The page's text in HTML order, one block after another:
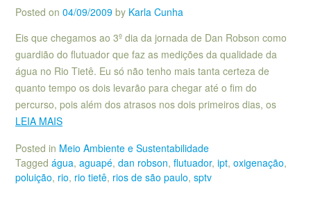
Posted on 04/09/2009 by Karla Cunha
Eis que chegamos ao 3º dia da jornada de Dan Robson como
guardião do flutuador que faz as medições da qualidade da
água no Rio Tietê. Eu só não tenho mais tanta certeza de
quanto tempo os dois levarão para chegar até o fim do
percurso, pois além dos atrasos nos dois primeiros dias, os
LEIA MAIS
Posted in Meio Ambiente e Sustentabilidade
Tagged água, aguapé, dan robson, flutuador, ipt, oxigenação,
poluição, rio, rio tietê, rios de são paulo, sptv